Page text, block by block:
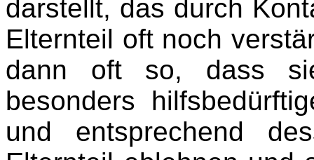
darstellt, das durch
Elternteil oft noch
dann oft so, dass
besonders
und entsprechend